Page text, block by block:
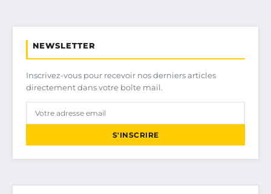
NEWSLETTER
Inscrivez-vous pour recevoir nos derniers articles
directement dans votre boîte mail.
S'INSCRIRE